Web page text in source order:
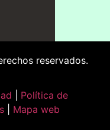
reservados.
Política de
Mapa web